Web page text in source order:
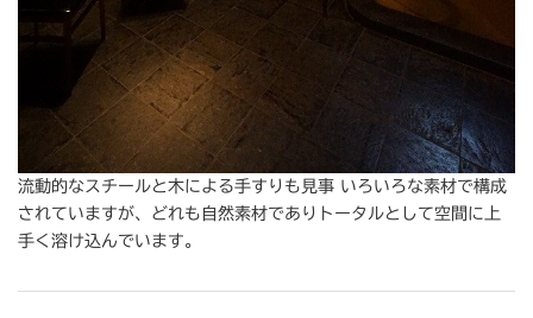
流動的なスチールと木による手すりも見事 いろいろな素材で構成
されていますが、どれも自然素材でありトータルとして空間に上
手く溶け込んでいます。